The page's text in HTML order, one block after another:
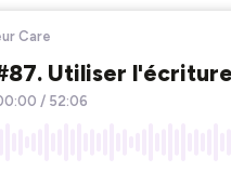
Care
Utiliser
/ 52:06